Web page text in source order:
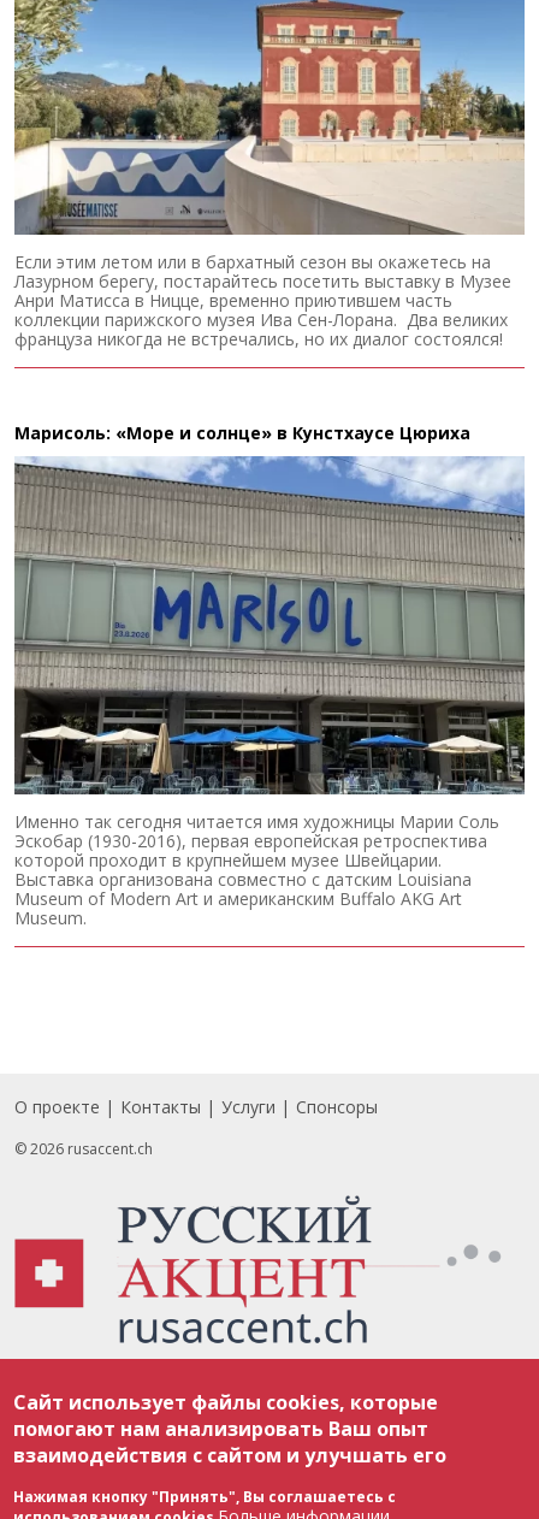
Если этим летом или в бархатный сезон вы окажетесь на
Лазурном берегу, постарайтесь посетить выставку в Музее
Анри Матисса в Ницце, временно приютившем часть
коллекции парижского музея Ива Сен-Лорана. Два великих
француза никогда не встречались, но их диалог состоялся!
Марисоль: «Море и солнце» в Кунстхаусе Цюриха
Именно так сегодня читается имя художницы Марии Соль
Эскобар (1930-2016), первая европейская ретроспектива
которой проходит в крупнейшем музее Швейцарии.
Выставка организована совместно с датским Louisiana
Museum of Modern Art и американским Buffalo AKG Art
Museum.
Footer
О проекте Контакты Услуги Спонсоры
© 2026 rusaccent.ch
соответствии с законодательством Швейцарии об авторском праве и
международными соглашениями. Полное или частичное использование
материалов возможно только с разрешения редакции. В случае полного
или частичного воспроизведения материалов сайта rusaccent.ch,
ОБЯЗАТЕЛЬНА АКТИВНАЯ ГИПЕРССЫЛКА на конкретный заимствованный
текст. Фотоизображения, размещенные редакцией rusaccent.ch, являются
ее исключительной собственностью. Полное или частичное
Сайт использует файлы cookies, которые
помогают нам анализировать Ваш опыт
взаимодействия с сайтом и улучшать его
Нажимая кнопку "Принять", Вы соглашаетесь с